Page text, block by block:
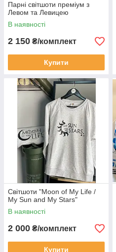
Парні світшоти преміум з
Левом та Левицею
В наявності
2 150 ₴/комплект
Купити
Світшоти "Moon of My Life /
My Sun and My Stars"
В наявності
2 000 ₴/комплект
Купити